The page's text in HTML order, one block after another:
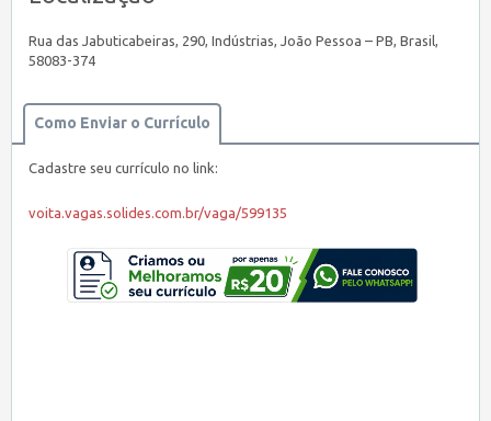
Rua das Jabuticabeiras, 290, Indústrias, João Pessoa – PB, Brasil,
58083-374
Como Enviar o Currículo
Cadastre seu currículo no link:
voita.vagas.solides.com.br/vaga/599135